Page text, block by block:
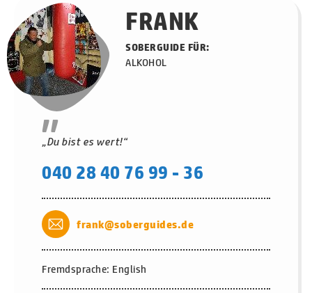
FRANK
SOBERGUIDE FÜR:
ALKOHOL
"
„Du bist es wert!“
040 28 40 76 99 - 36
frank@soberguides.de
Fremdsprache: English